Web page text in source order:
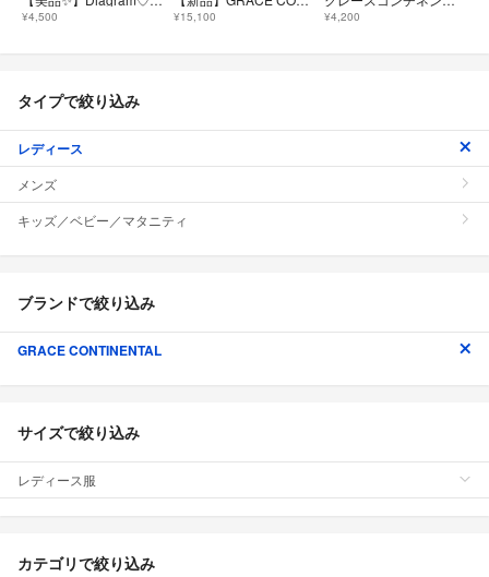
¥4,500 ¥15,100 ¥4,200
タイプで絞り込み
レディース
メンズ
キッズ／ベビー／マタニティ
ブランドで絞り込み
GRACE CONTINENTAL
サイズで絞り込み
レディース服
カテゴリで絞り込み